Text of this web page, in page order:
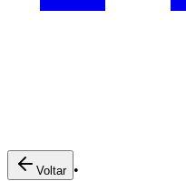
Pedidos Online
Trabalhe Conosco
Voltar •